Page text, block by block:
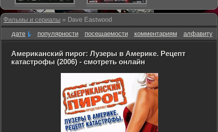
Фильмы и сериалы » Dave Eastwood
дате
популярности посещаемости комментариям алфавиту
Американский пирог: Лузеры в Америке. Рецепт
катастрофы (2006) - смотреть онлайн